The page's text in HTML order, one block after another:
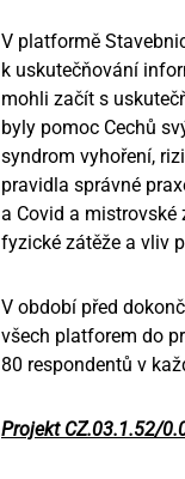
V platformě
k uskutečňování
mohli začít s
byly pomoc Cechů
syndrom vyhoření,
pravidla správné
a Covid a mistrovské
fyzické zátěže a vliv
V období před
všech platforem do
80 respondentů v
Projekt CZ.03.1.52/